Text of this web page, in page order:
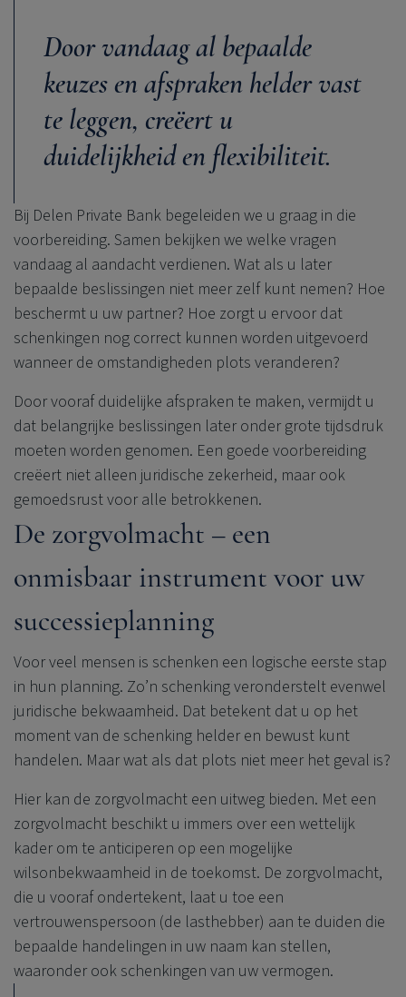
Door vandaag al bepaalde
keuzes en afspraken helder vast
te leggen, creëert u
duidelijkheid en flexibiliteit.
Bij Delen Private Bank begeleiden we u graag in die
voorbereiding. Samen bekijken we welke vragen
vandaag al aandacht verdienen. Wat als u later
bepaalde beslissingen niet meer zelf kunt nemen? Hoe
beschermt u uw partner? Hoe zorgt u ervoor dat
schenkingen nog correct kunnen worden uitgevoerd
wanneer de omstandigheden plots veranderen?
Door vooraf duidelijke afspraken te maken, vermijdt u
dat belangrijke beslissingen later onder grote tijdsdruk
moeten worden genomen. Een goede voorbereiding
creëert niet alleen juridische zekerheid, maar ook
gemoedsrust voor alle betrokkenen.
De zorgvolmacht – een
onmisbaar instrument voor uw
successieplanning
Voor veel mensen is schenken een logische eerste stap
in hun planning. Zo’n schenking veronderstelt evenwel
juridische bekwaamheid. Dat betekent dat u op het
moment van de schenking helder en bewust kunt
handelen. Maar wat als dat plots niet meer het geval is?
Hier kan de zorgvolmacht een uitweg bieden. Met een
zorgvolmacht beschikt u immers over een wettelijk
kader om te anticiperen op een mogelijke
wilsonbekwaamheid in de toekomst. De zorgvolmacht,
die u vooraf ondertekent, laat u toe een
vertrouwenspersoon (de lasthebber) aan te duiden die
bepaalde handelingen in uw naam kan stellen,
waaronder ook schenkingen van uw vermogen.